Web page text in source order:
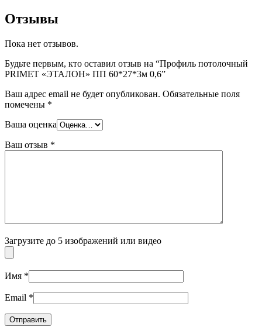
Отзывы
Пока нет отзывов.
Будьте первым, кто оставил отзыв на “Профиль потолочный
PRIMET «ЭТАЛОН» ПП 60*27*3м 0,6”
Ваш адрес email не будет опубликован. Обязательные поля
помечены *
Ваша оценка
Ваш отзыв *
Загрузите до 5 изображений или видео
Имя *
Email *